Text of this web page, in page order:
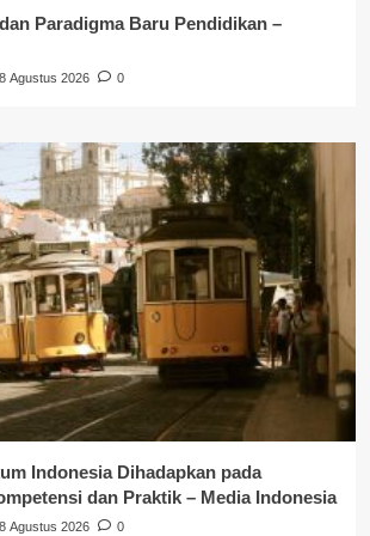
Paradigma Baru Pendidikan –
8 Agustus 2026 0
Indonesia Dihadapkan pada
dan Praktik – Media Indonesia
8 Agustus 2026 0